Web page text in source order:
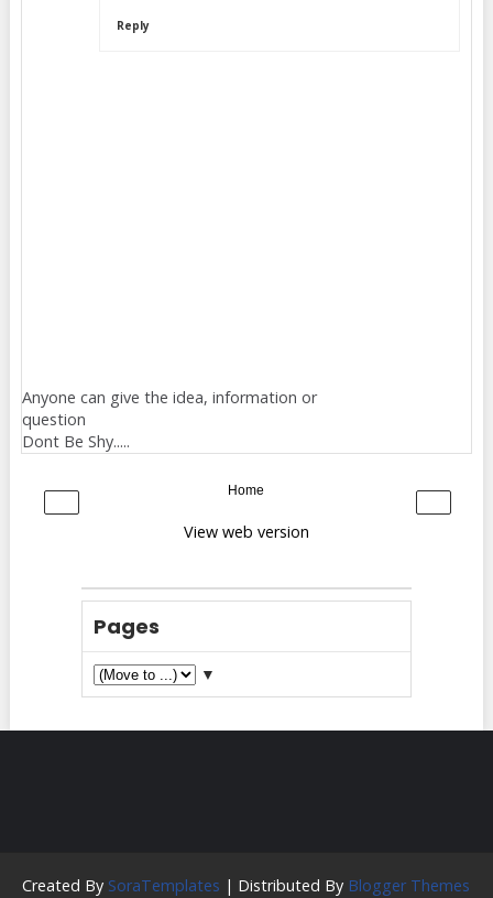
Reply
Anyone can give the idea, information or
question
Dont Be Shy.....
‹ ›
Home
View web version
Pages
▼
Created By SoraTemplates | Distributed By Blogger Themes